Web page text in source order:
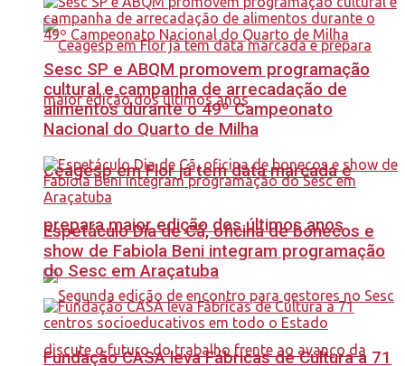
Ceagesp em Flor já tem data marcada e
prepara maior edição dos últimos anos
Sesc SP e ABQM promovem programação
cultural e campanha de arrecadação de
alimentos durante o 49º Campeonato
Nacional do Quarto de Milha
Espetáculo Dia de Cã, oficina de bonecos e
show de Fabiola Beni integram programação
do Sesc em Araçatuba
Fundação CASA leva Fábricas de Cultura a 71